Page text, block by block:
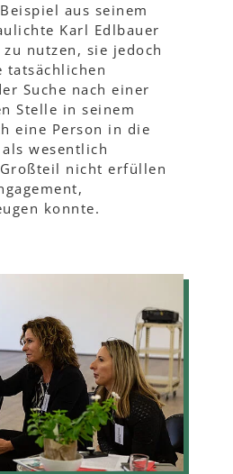
aus seinem
Karl Edlbauer
nutzen, sie jedoch
Suche nach einer
Stelle in seinem
eine Person in die
wesentlich
nicht erfüllen
konnte.